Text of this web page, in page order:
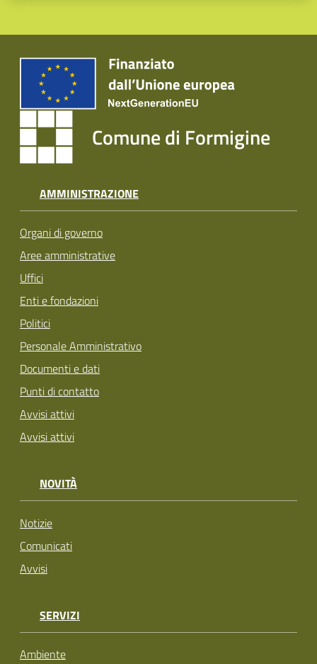
Comune di Formigine
AMMINISTRAZIONE
Organi di governo
Aree amministrative
Uffici
Enti e fondazioni
Politici
Personale Amministrativo
Documenti e dati
Punti di contatto
Avvisi attivi
Avvisi attivi
NOVITÀ
Notizie
Comunicati
Avvisi
SERVIZI
Ambiente